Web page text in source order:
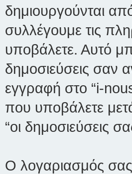
δημιουργούνται
συλλέγουμε τις
υποβάλετε. Αυτό
δημοσιεύσεις σαν
εγγραφή στο “i-
που υποβάλετε
“οι δημοσιεύσεις
Ο λογαριασμός σας